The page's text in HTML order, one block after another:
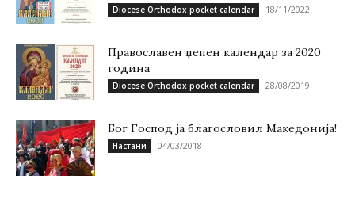
Diocese Orthodox pocket calendar 18/11/2022
Православен џепен календар за 2020
година
Diocese Orthodox pocket calendar 28/08/2019
Бог Господ ја благословил Македонија!
Настани 04/03/2018